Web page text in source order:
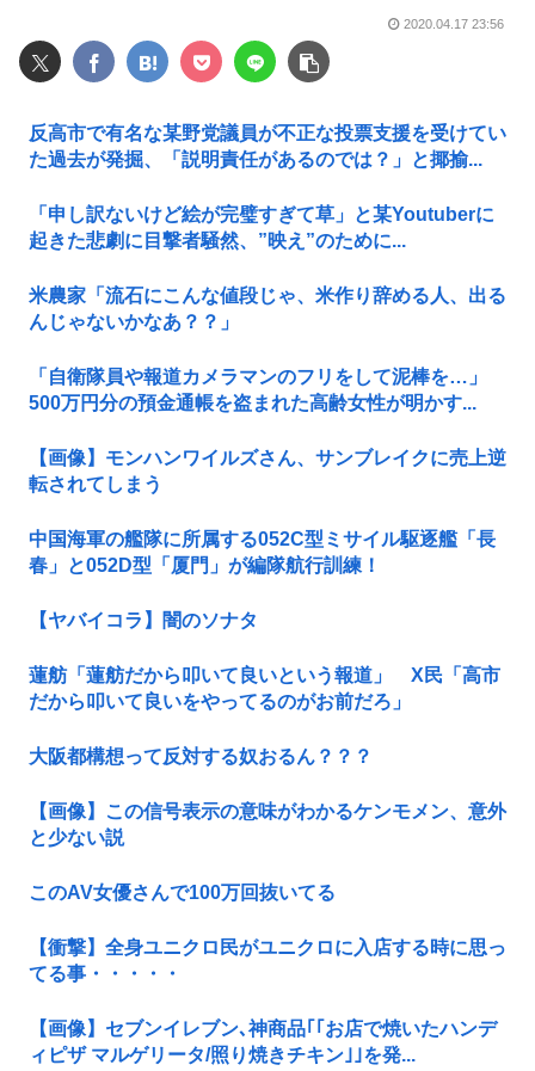
2020.04.17 23:56
反高市で有名な某野党議員が不正な投票支援を受けてい
た過去が発掘、「説明責任があるのでは？」と揶揄...
「申し訳ないけど絵が完璧すぎて草」と某Youtuberに
起きた悲劇に目撃者騒然、”映え”のために...
米農家「流石にこんな値段じゃ、米作り辞める人、出る
んじゃないかなあ？？」
「自衛隊員や報道カメラマンのフリをして泥棒を…」
500万円分の預金通帳を盗まれた高齢女性が明かす...
【画像】モンハンワイルズさん、サンブレイクに売上逆
転されてしまう
中国海軍の艦隊に所属する052C型ミサイル駆逐艦「長
春」と052D型「厦門」が編隊航行訓練！
【ヤバイコラ】闇のソナタ
蓮舫「蓮舫だから叩いて良いという報道」 X民「高市
だから叩いて良いをやってるのがお前だろ」
大阪都構想って反対する奴おるん？？？
【画像】この信号表示の意味がわかるケンモメン、意外
と少ない説
このAV女優さんで100万回抜いてる
【衝撃】全身ユニクロ民がユニクロに入店する時に思っ
てる事・・・・・
【画像】セブンイレブン､神商品｢｢お店で焼いたハンデ
ィピザ マルゲリータ/照り焼きチキン｣｣を発...